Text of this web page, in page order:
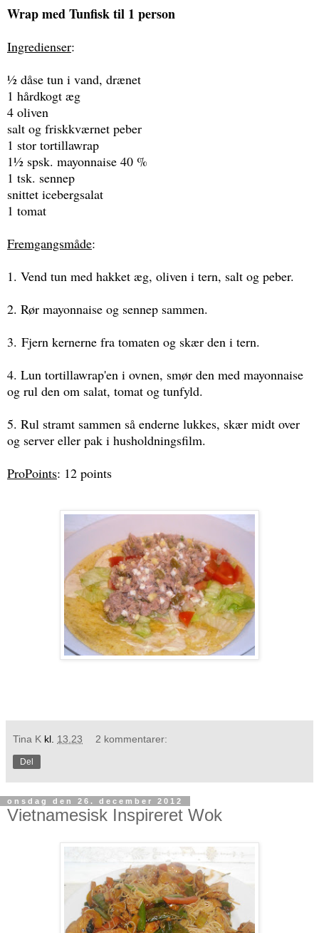
Wrap med Tunfisk til 1 person
Ingredienser:
½ dåse tun i vand, drænet
1 hårdkogt æg
4 oliven
salt og friskkværnet peber
1 stor tortillawrap
1½ spsk. mayonnaise 40 %
1 tsk. sennep
snittet icebergsalat
1 tomat
Fremgangsmåde:
1. Vend tun med hakket æg, oliven i tern, salt og peber.
2. Rør mayonnaise og sennep sammen.
3. Fjern kernerne fra tomaten og skær den i tern.
4. Lun tortillawrap'en i ovnen, smør den med mayonnaise
og rul den om salat, tomat og tunfyld.
5. Rul stramt sammen så enderne lukkes, skær midt over
og server eller pak i husholdningsfilm.
ProPoints: 12 points
Tina K kl. 13.23 2 kommentarer:
Del
onsdag den 26. december 2012
Vietnamesisk Inspireret Wok